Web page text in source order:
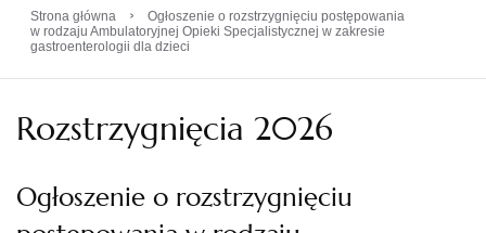
Strona główna ›
Ogłoszenie o rozstrzygnięciu postępowania
w rodzaju Ambulatoryjnej Opieki Specjalistycznej w zakresie
gastroenterologii dla dzieci
Rozstrzygnięcia 2026
Ogłoszenie o rozstrzygnięciu